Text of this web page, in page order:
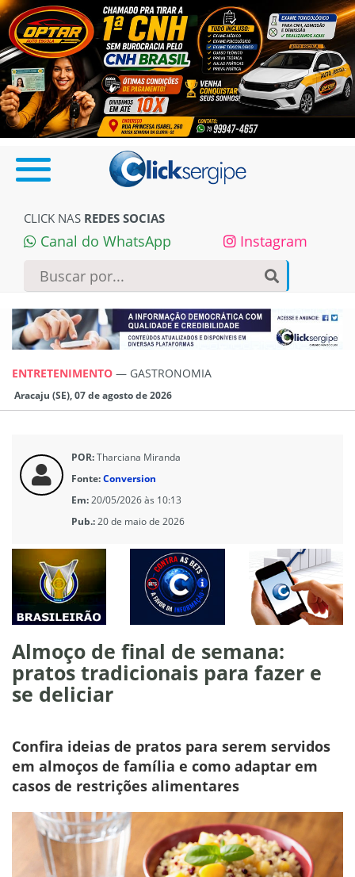
CLICK NAS REDES SOCIAS
Canal do WhatsApp Instagram
ENTRETENIMENTO — GASTRONOMIA
Aracaju (SE), 07 de agosto de 2026
POR:Tharciana Miranda
Fonte:Conversion
Em:20/05/2026 às 10:13
Pub.:20 de maio de 2026
Almoço de final de semana:
pratos tradicionais para fazer e
se deliciar
Confira ideias de pratos para serem servidos
em almoços de família e como adaptar em
casos de restrições alimentares